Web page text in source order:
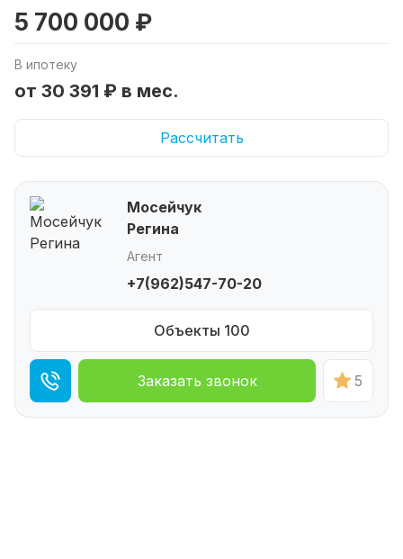
5 700 000 ₽
В ипотеку
от 30 391 ₽ в мес.
Рассчитать
Мосейчук
Регина
Агент
+7(962)547-70-20
Объекты 100
Заказать звонок 5